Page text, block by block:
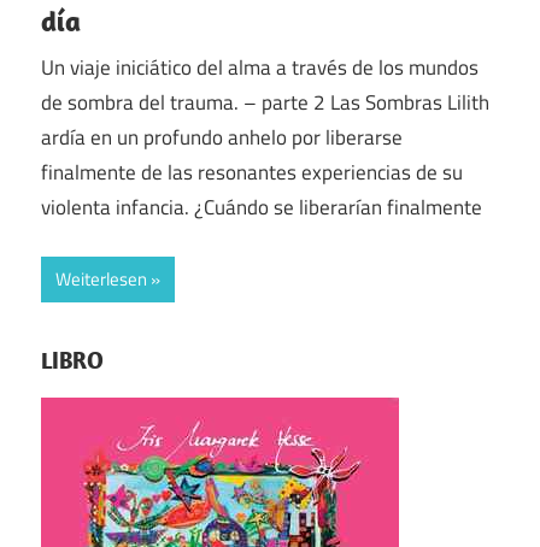
día
Un viaje iniciático del alma a través de los mundos
de sombra del trauma. – parte 2 Las Sombras Lilith
ardía en un profundo anhelo por liberarse
finalmente de las resonantes experiencias de su
violenta infancia. ¿Cuándo se liberarían finalmente
Weiterlesen
LIBRO